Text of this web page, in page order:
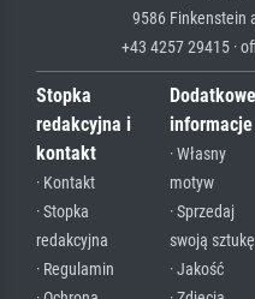
9586 Finkenstein
+43 4257 29415 ·
Stopka
redakcyjna i
kontakt
· Kontakt
· Stopka
redakcyjna
· Regulamin
Dodatkowe
informacje
· Własny
motyw
· Sprzedaj
swoją sztukę
· Jakość